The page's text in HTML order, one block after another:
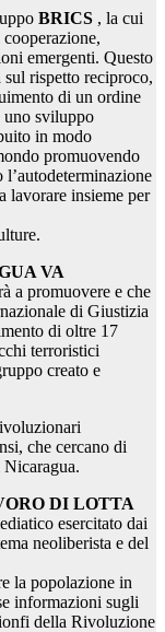
BRICS , la cui
cooperazione,
emergenti. Questo
sul rispetto reciproco,
di un ordine
uno sviluppo
in modo
promuovendo
lavorare insieme per
VA
a promuovere e che
di Giustizia
di oltre 17
terroristici
creato e
che cercano di
DI LOTTA
esercitato dai
neoliberista e del
la popolazione in
informazioni sugli
della Rivoluzione